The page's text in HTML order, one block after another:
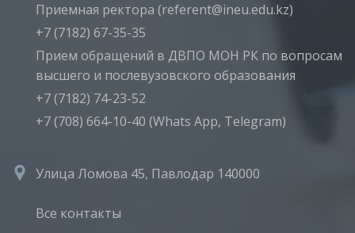
Приемная ректора (referent@ineu.edu.kz)
+7 (7182) 67-35-35
Прием обращений в ДВПО МОН РК по вопросам
высшего и послевузовского образования
+7 (7182) 74-23-52
+7 (708) 664-10-40 (Whats App, Telegram)
Улица Ломова 45, Павлодар 140000
Все контакты